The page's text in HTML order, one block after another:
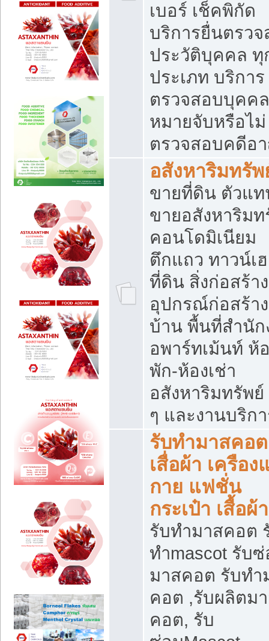
เบอร์ เช็คพิกัด
บริการยื่นตรว
ประวัติบุคคล ทุ
ประเภท บริการ
ตรวจสอบบุคค
หมายจับหรือไม่
ตรวจสอบคดีอ
อสังหาริมทรัพ
ขายที่ดิน ตัวแ
ขายอสังหาริมท
คอนโดมิเนียม
ตึกแถว ทาวน์เ
ที่ดิน สิ่งก่อสร้าง
อุปกรณ์ก่อสร้าง
บ้าน พื้นที่สำนัก
อพาร์ทเม้นท์ ห้
พัก-ห้องเช่า
อสังหาริมทรัพ
ๆ และงานบริก
รับทำมาสคอต
เสื่อผ้า เครือง
กาย แฟชั่น
กระเป๋า เสื้อผ้า
รับทำมาสคอต
ทำmascot รับ
มาสคอต รับทำ
คอต ,รับผลิตม
คอต, รับ